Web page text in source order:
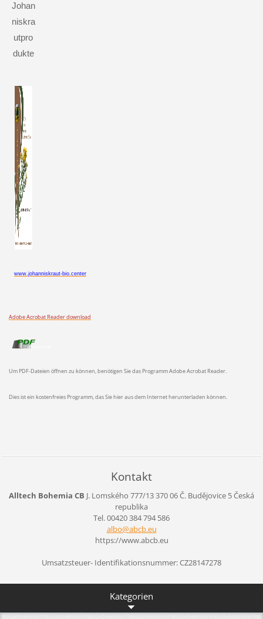
Johan
niskra
utpro
dukte
www.johanniskraut-bio.center
Adobe Acrobat Reader download
Um PDF-Dateien öffnen zu können, benötigen Sie das Programm Adobe Acrobat Reader.
Dies ist ein kostenfreies Programm, das Sie hier aus dem Internet herunterladen können.
Kontakt
Alltech Bohemia CB J. Lomského 777/13370 06 Č. Budějovice 5Česká
republika
Tel. 00420 384 794 586
albo@abcb.eu
https://www.abcb.eu
Umsatzsteuer- Identifikationsnummer: CZ28147278
Kategorien